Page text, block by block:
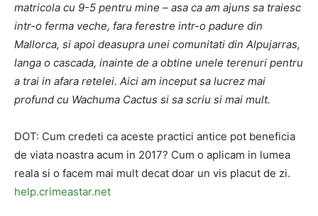
matricola cu 9-5 pentru mine – asa ca am ajuns sa traiesc
intr-o ferma veche, fara ferestre intr-o padure din
Mallorca, si apoi deasupra unei comunitati din Alpujarras,
langa o cascada, inainte de a obtine unele terenuri pentru
a trai in afara retelei. Aici am inceput sa lucrez mai
profund cu Wachuma Cactus si sa scriu si mai mult.
DOT: Cum credeti ca aceste practici antice pot beneficia
de viata noastra acum in 2017? Cum o aplicam in lumea
reala si o facem mai mult decat doar un vis placut de zi.
help.crimeastar.net